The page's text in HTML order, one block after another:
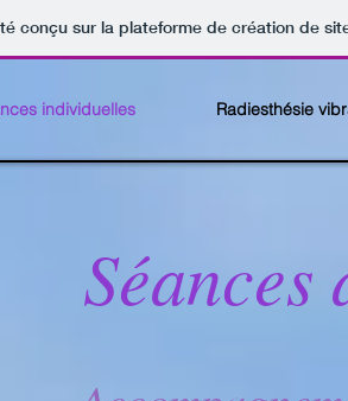
conçu sur la plateforme de création de
individuelles Radiesthésie
Séances